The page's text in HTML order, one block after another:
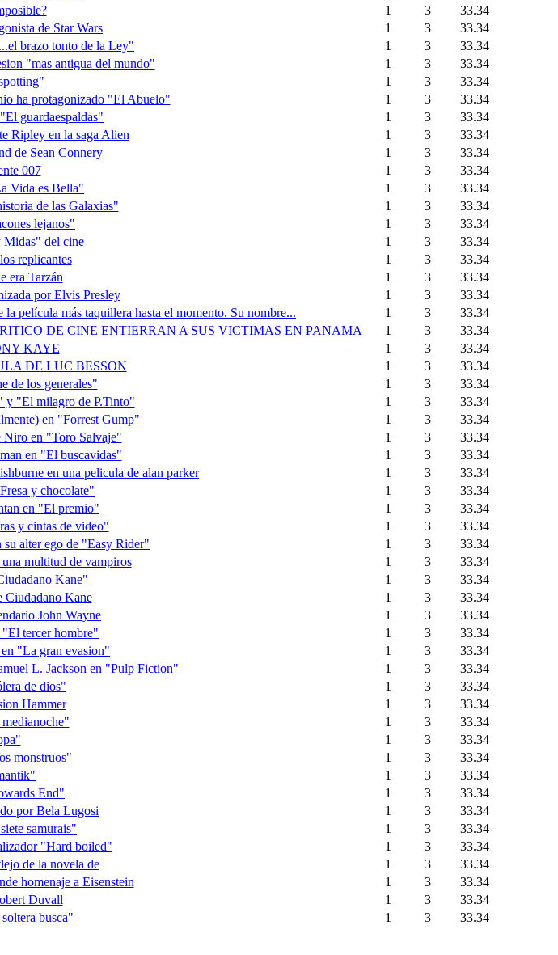
1 3
33.34
de Star Wars 1 3
33.34
brazo tonto de la Ley" 1 3
33.34
"mas antigua del mundo" 1 3
33.34
1 3
33.34
ha protagonizado "El Abuelo" 1 3
33.34
guardaespaldas" 1 3
33.34
Ripley en la saga Alien 1 3
33.34
de Sean Connery 1 3
33.34
007 1 3
33.34
Vida es Bella" 1 3
33.34
de las Galaxias" 1 3
33.34
lejanos" 1 3
33.34
Midas" del cine 1 3
33.34
replicantes 1 3
33.34
era Tarzán 1 3
33.34
por Elvis Presley 1 3
33.34
película más taquillera hasta el momento. Su nombre... 1 3
33.34
DE CINE ENTIERRAN A SUS VICTIMAS EN PANAMA 1 3
33.34
KAYE 1 3
33.34
DE LUC BESSON 1 3
33.34
de los generales" 1 3
33.34
y "El milagro de P.Tinto" 1 3
33.34
en "Forrest Gump" 1 3
33.34
Niro en "Toro Salvaje" 1 3
33.34
en "El buscavidas" 1 3
33.34
en una pelicula de alan parker 1 3
33.34
y chocolate" 1 3
33.34
en "El premio" 1 3
33.34
y cintas de video" 1 3
33.34
su alter ego de "Easy Rider" 1 3
33.34
multitud de vampiros 1 3
33.34
Kane" 1 3
33.34
Ciudadano Kane 1 3
33.34
John Wayne 1 3
33.34
tercer hombre" 1 3
33.34
"La gran evasion" 1 3
33.34
L. Jackson en "Pulp Fiction" 1 3
33.34
de dios" 1 3
33.34
Hammer 1 3
33.34
1 3
33.34
1 3
33.34
monstruos" 1 3
33.34
1 3
33.34
End" 1 3
33.34
por Bela Lugosi 1 3
33.34
samurais" 1 3
33.34
"Hard boiled" 1 3
33.34
de la novela de 1 3
33.34
homenaje a Eisenstein 1 3
33.34
Duvall 1 3
33.34
busca" 1 3 33.34